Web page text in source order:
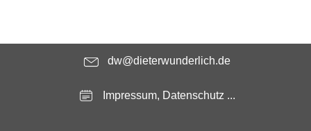
dw@dieterwunderlich.de
Impressum, Datenschutz ...